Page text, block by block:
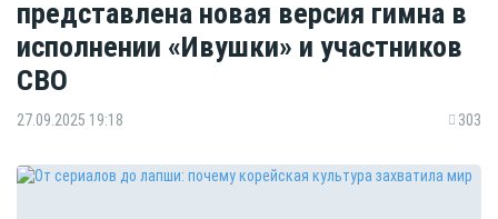
представлена новая версия гимна в
исполнении «Ивушки» и участников
СВО
27.09.2025 19:18 303